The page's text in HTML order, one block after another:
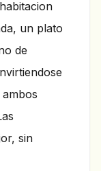
un plato
de
sin